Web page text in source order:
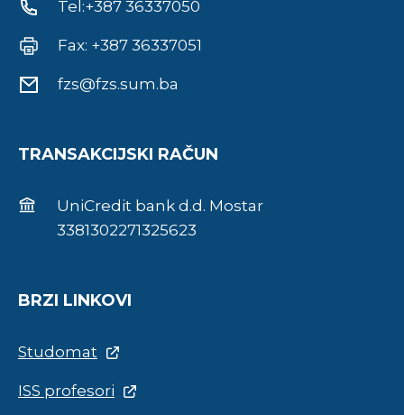
Tel:+387 36337050
Fax: +387 36337051
fzs@fzs.sum.ba
TRANSAKCIJSKI RAČUN
UniCredit bank d.d. Mostar
3381302271325623
BRZI LINKOVI
Studomat
ISS profesori